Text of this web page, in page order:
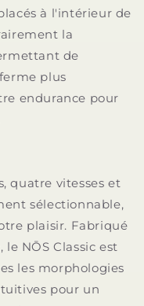
à l'intérieur de
la
de
plus
endurance pour
quatre vitesses et
sélectionnable,
plaisir. Fabriqué
NŌS Classic est
les morphologies
pour un